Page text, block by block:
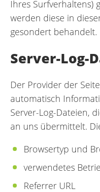
Ihres Surfverhaltens)
werden diese in
gesondert behandelt.
Server-Log-
Der Provider der
automatisch
Server-Log-Dateien,
an uns übermittelt.
Browsertyp und
verwendetes
Referrer URL